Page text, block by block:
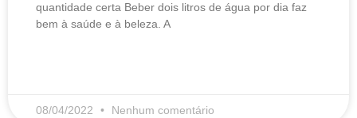
quantidade certa Beber dois litros de água por dia faz
bem à saúde e à beleza. A
08/04/2022 Nenhum comentário